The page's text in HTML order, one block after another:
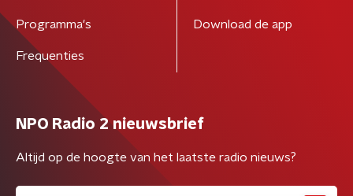
Programma's
Frequenties
Download de app
NPO Radio 2 nieuwsbrief
Altijd op de hoogte van het laatste radio nieuws?